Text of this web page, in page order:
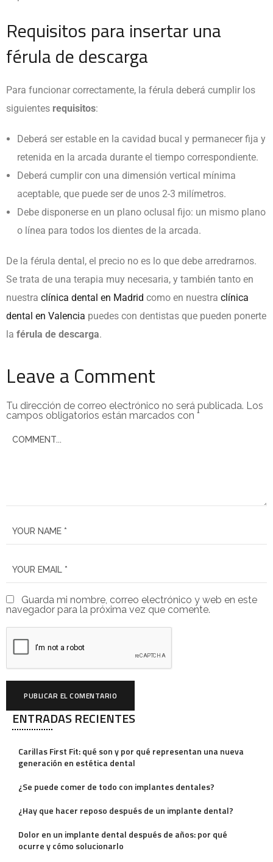
ENTRADAS RECIENTES
Carillas First Fit: qué son y por qué representan una nueva
generación en estética dental
¿Se puede comer de todo con implantes dentales?
¿Hay que hacer reposo después de un implante dental?
Dolor en un implante dental después de años: por qué
ocurre y cómo solucionarlo
Requisitos para insertar una
férula de descarga
Para funcionar correctamente, la férula deberá cumplir los
siguientes requisitos:
Deberá ser estable en la cavidad bucal y permanecer fija y
retenida en la arcada durante el tiempo correspondiente.
Deberá cumplir con una dimensión vertical mínima
aceptable, que puede ser de unos 2-3 milímetros.
Debe disponerse en un plano oclusal fijo: un mismo plano
o línea para todos los dientes de la arcada.
De la férula dental, el precio no es lo que debe arredrarnos.
Se trata de una terapia muy necesaria, y también tanto en
nuestra clínica dental en Madrid como en nuestra clínica
dental en Valencia puedes con dentistas que pueden ponerte
la férula de descarga.
Leave a Comment
Tu dirección de correo electrónico no será publicada. Los
campos obligatorios están marcados con *
Guarda mi nombre, correo electrónico y web en este
navegador para la próxima vez que comente.